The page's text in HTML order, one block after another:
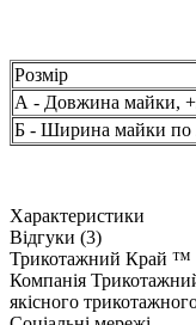
Розмір
А - Довжина майки,
Б - Ширина майки по
Характеристики
Відгуки (3)
Трикотажний Край ™
Компанія
якісного